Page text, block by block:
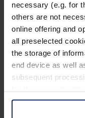
necessary (e.g. for
others are not
online offering and
all preselected
the storage of
end device as well
subsequent
information is Art.
the processing of
Kategorien
Ausrüstung
Naturwelt
Neu
Reisen
Vogel der Woche
Vogel des Jahres
Vogelwelt